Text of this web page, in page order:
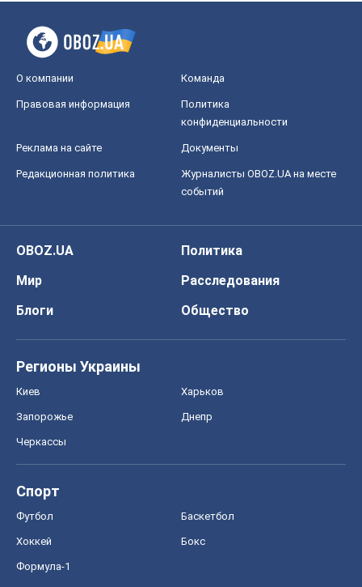
О компании Команда
Правовая информация
Политика
конфиденциальности
Реклама на сайте Документы
Редакционная политика
Журналисты OBOZ.UA на месте
событий
OBOZ.UA
Политика
Мир
Расследования
Блоги
Общество
Регионы Украины
Киев Харьков
Запорожье Днепр
Черкассы
Спорт
Футбол Баскетбол
Хоккей Бокс
Формула-1